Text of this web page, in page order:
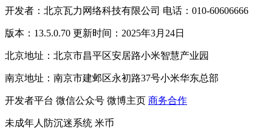
开发者：北京瓦力网络科技有限公司 电话：010-60606666
版本：13.5.0.70 更新时间：2025年3月24日
北京地址：北京市昌平区安居路小米智慧产业园
南京地址：南京市建邺区永初路37号小米华东总部
开发者平台 微信公众号 微博主页 商务合作
未成年人防沉迷系统 米币